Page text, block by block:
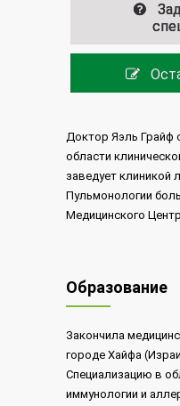
Доктор Яэль Грайф
области
заведует клиникой
Пульмонологии
Медицинского
Образование
Закончила
городе Хайфа
Специализацию в
иммунологии и